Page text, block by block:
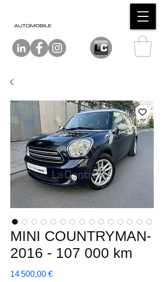
MINI COUNTRYMAN-
2016 - 107 000 km
14 500,00 €Prix